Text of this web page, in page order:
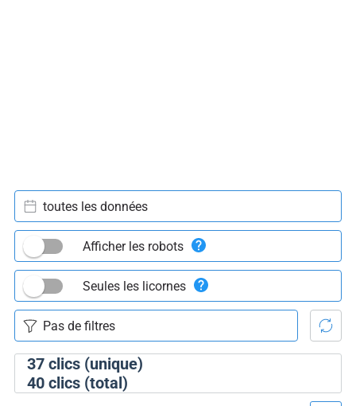
37clics (unique)
40clics (total)
toutes les données
Afficher les robots
Seules les licornes